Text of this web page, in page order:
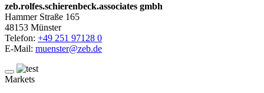
zeb.rolfes.schierenbeck.associates gmbh
Hammer Straße 165
48153 Münster
Telefon: +49 251 97128 0
E-Mail: muenster@zeb.de
Markets